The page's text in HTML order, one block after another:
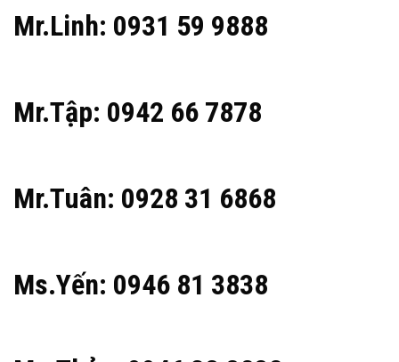
Mr.Linh: 0931 59 9888
Mr.Tập: 0942 66 7878
Mr.Tuân: 0928 31 6868
Ms.Yến: 0946 81 3838